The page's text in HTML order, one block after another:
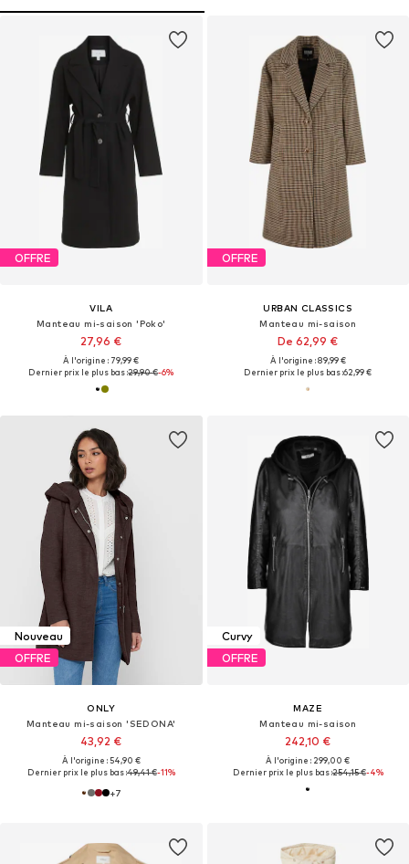
OFFRE
VILA
Manteau mi-saison 'Poko'
27,96 €
À l'origine : 79,99 €
Dernier prix le plus bas :29,90 €-6%
OFFRE
URBAN CLASSICS
Manteau mi-saison
De 62,99 €
À l'origine : 89,99 €
Dernier prix le plus bas :62,99 €
Nouveau
OFFRE
ONLY
Manteau mi-saison 'SEDONA'
43,92 €
À l'origine : 54,90 €
Dernier prix le plus bas :49,41 €-11%
+7
Curvy
OFFRE
MAZE
Manteau mi-saison
242,10 €
À l'origine : 299,00 €
Dernier prix le plus bas :254,15 €-4%